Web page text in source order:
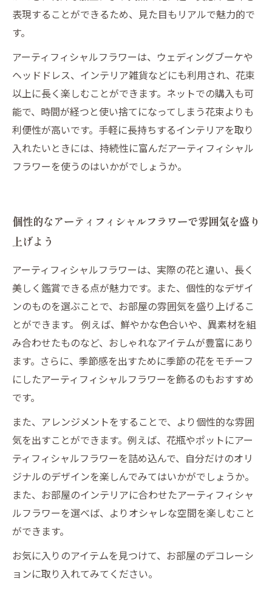
表現することができるため、見た目もリアルで魅力的で
す。
アーティフィシャルフラワーは、ウェディングブーケや
ヘッドドレス、インテリア雑貨などにも利用され、花束
以上に長く楽しむことができます。ネットでの購入も可
能で、時間が経つと使い捨てになってしまう花束よりも
利便性が高いです。手軽に長持ちするインテリアを取り
入れたいときには、持続性に富んだアーティフィシャル
フラワーを使うのはいかがでしょうか。
個性的なアーティフィシャルフラワーで雰囲気を盛り
上げよう
アーティフィシャルフラワーは、実際の花と違い、長く
美しく鑑賞できる点が魅力です。また、個性的なデザイ
ンのものを選ぶことで、お部屋の雰囲気を盛り上げるこ
とができます。 例えば、鮮やかな色合いや、異素材を組
み合わせたものなど、おしゃれなアイテムが豊富にあり
ます。さらに、季節感を出すために季節の花をモチーフ
にしたアーティフィシャルフラワーを飾るのもおすすめ
です。
また、アレンジメントをすることで、より個性的な雰囲
気を出すことができます。例えば、花瓶やポットにアー
ティフィシャルフラワーを詰め込んで、自分だけのオリ
ジナルのデザインを楽しんでみてはいかがでしょうか。
また、お部屋のインテリアに合わせたアーティフィシャ
ルフラワーを選べば、よりオシャレな空間を楽しむこと
ができます。
お気に入りのアイテムを見つけて、お部屋のデコレーシ
ョンに取り入れてみてください。